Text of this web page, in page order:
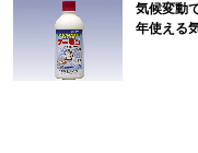
気候変動
年使える